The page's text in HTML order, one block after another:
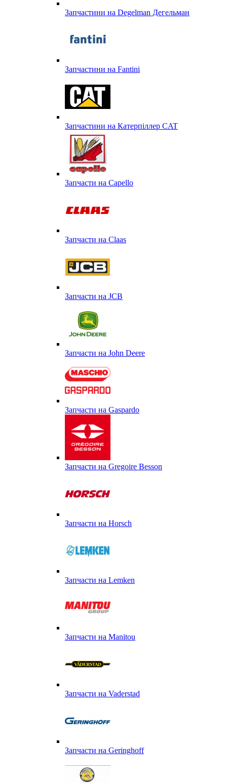
Запчастини на Degelman Дегельман
Запчастини на Fantini
Запчастини на Катерпіллер CAT
Запчасти на Capello
Запчасти на Сlaas
Запчасти на JCB
Запчасти на John Deere
Запчасти на Gaspardo
Запчасти на Gregoire Besson
Запчасти на Horsch
Запчасти на Lemken
Запчасти на Manitou
Запчасти на Vaderstad
Запчасти на Geringhoff